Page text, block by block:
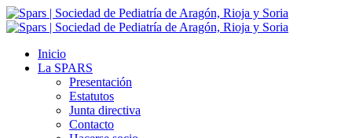
Inicio
La SPARS
Presentación
Estatutos
Junta directiva
Contacto